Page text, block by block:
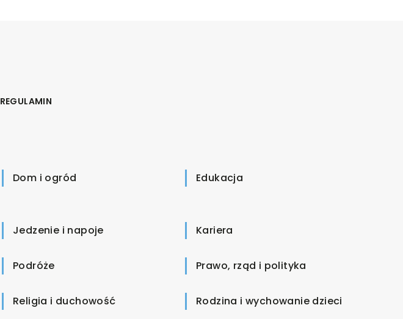
REGULAMIN
Dom i ogród Edukacja
Jedzenie i napoje Kariera
Podróże Prawo, rząd i polityka
Religia i duchowość Rodzina i wychowanie dzieci